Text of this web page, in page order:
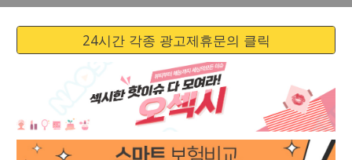
24시간 각종 광고제휴문의 클릭